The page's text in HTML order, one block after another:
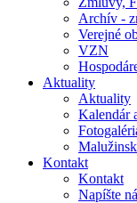
Archív -
Verejné
VZN
Aktuality
Aktuality
Kalendár
Kontakt
Kontakt
Napíšte